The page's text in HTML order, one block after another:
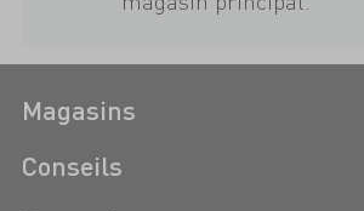
Magasins
Conseils